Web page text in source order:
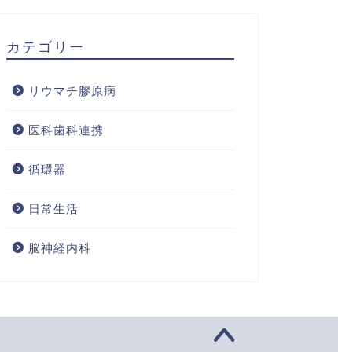
カテゴリー
リウマチ膠原病
医科歯科連携
循環器
日常生活
脳神経内科